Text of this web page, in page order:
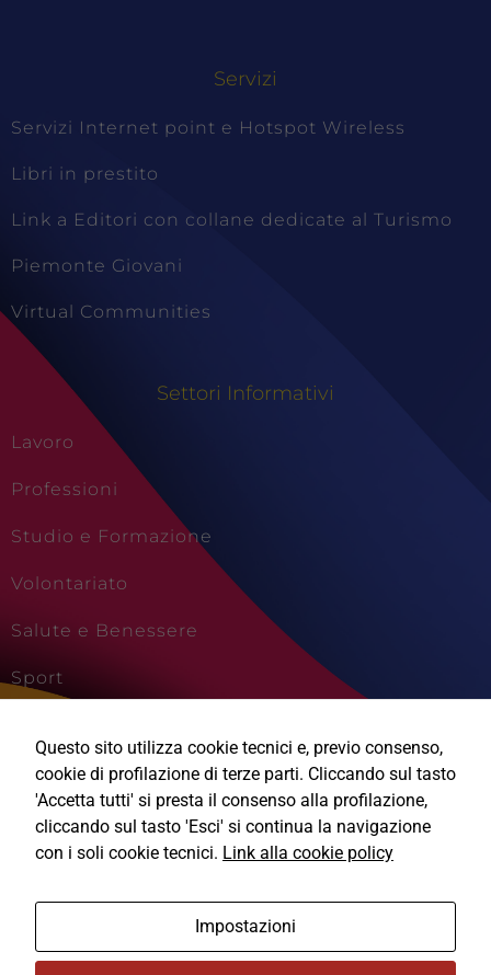
Servizi
Servizi Internet point e Hotspot Wireless
Libri in prestito
Link a Editori con collane dedicate al Turismo
Piemonte Giovani
Virtual Communities
Settori Informativi
Lavoro
Professioni
Studio e Formazione
Volontariato
Salute e Benessere
Sport
Viaggi e Vacanze
Ⓒ2026, Technical Design s.r.l.
Informativa Privacy
Questo sito utilizza cookie tecnici e, previo consenso,
cookie di profilazione di terze parti. Cliccando sul tasto
'Accetta tutti' si presta il consenso alla profilazione,
cliccando sul tasto 'Esci' si continua la navigazione
con i soli cookie tecnici. Link alla cookie policy
Impostazioni